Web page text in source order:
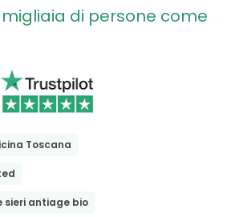
di persone come
Toscana
sieri antiage bio